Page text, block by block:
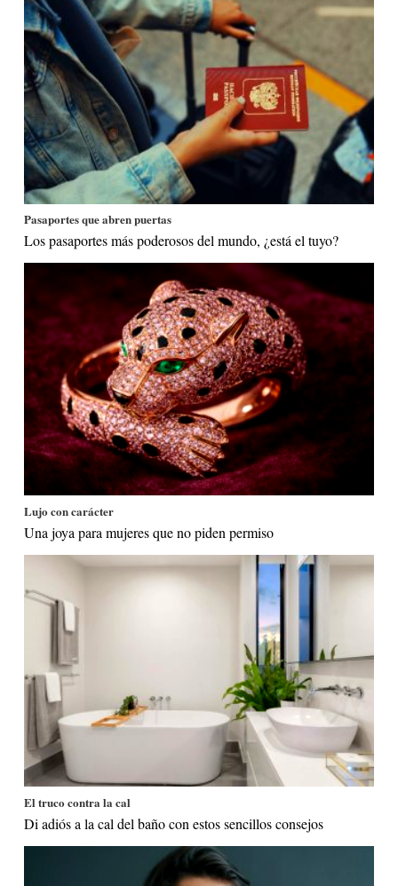
Pasaportes que abren puertas
Los pasaportes más poderosos del mundo, ¿está el tuyo?
Lujo con carácter
Una joya para mujeres que no piden permiso
El truco contra la cal
Di adiós a la cal del baño con estos sencillos consejos